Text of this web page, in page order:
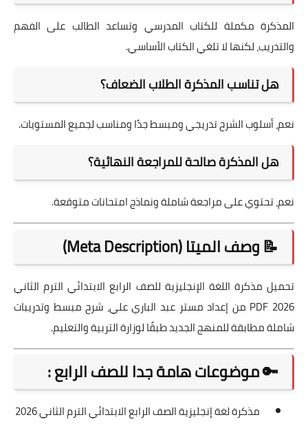
المذكرة مكملة للكتاب المدرسي وتساعد الطالب على الفهم
والتدريب، لكنها لا تلغي الكتاب الأساسي.
هل تناسب المذكرة الطلاب الضعاف؟
نعم، أسلوب الشرح تدريجي ومبسط جدًا ومناسب لجميع المستويات.
هل المذكرة صالحة للمراجعة النهائية؟
نعم، تحتوي على مراجعة شاملة ونماذج امتحانات متوقعة.
📝 وصف الميتا (Meta Description)
تحميل مذكرة اللغة الإنجليزية للصف الرابع الابتدائي الترم الثاني
2026 PDF من إعداد مستر عبد الباري علي، شرح مبسط وتدريبات
شاملة مطابقة للمنهج الجديد طبقًا لوزارة التربية والتعليم.
🔑 موضوعات هامة جدا للصف الرابع :
مذكرة لغة إنجليزية الصف الرابع الابتدائي الترم الثاني 2026